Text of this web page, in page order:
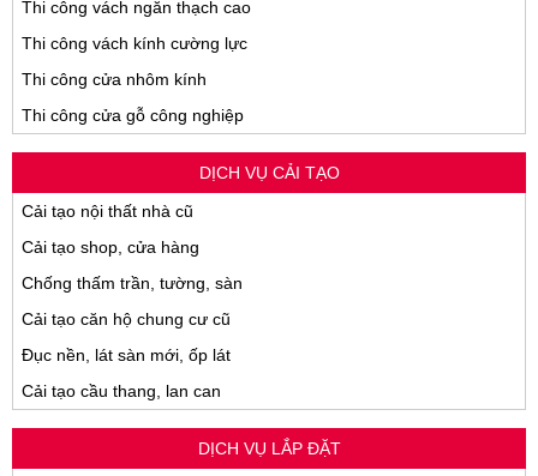
Thi công vách ngăn thạch cao
Thi công vách kính cường lực
Thi công cửa nhôm kính
Thi công cửa gỗ công nghiệp
DỊCH VỤ CẢI TẠO
Cải tạo nội thất nhà cũ
Cải tạo shop, cửa hàng
Chống thấm trần, tường, sàn
Cải tạo căn hộ chung cư cũ
Đục nền, lát sàn mới, ốp lát
Cải tạo cầu thang, lan can
DỊCH VỤ LẮP ĐẶT